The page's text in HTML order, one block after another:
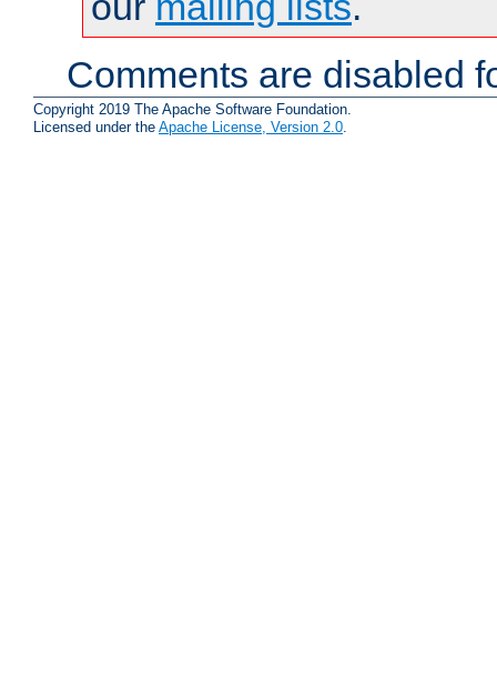
Comments are disabled
Copyright 2019 The Apache Software Foundation.
Licensed under the Apache License, Version 2.0.